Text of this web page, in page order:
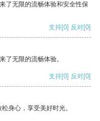
了无限的流畅体验和安全性保
支持[0] 反对[0]
了无限的流畅体验。
支持[0] 反对[0]
身心，享受美好时光。